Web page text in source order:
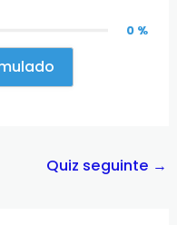
0 %
Quiz seguinte →